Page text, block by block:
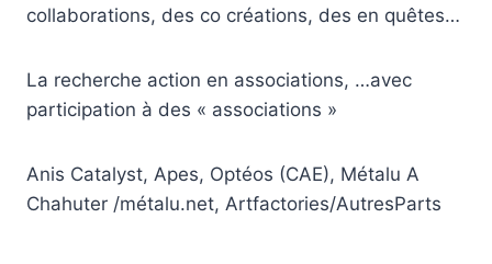
collaborations, des co créations, des en quêtes…
La recherche action en associations, …avec
participation à des « associations »
Anis Catalyst, Apes, Optéos (CAE), Métalu A
Chahuter /métalu.net, Artfactories/AutresParts